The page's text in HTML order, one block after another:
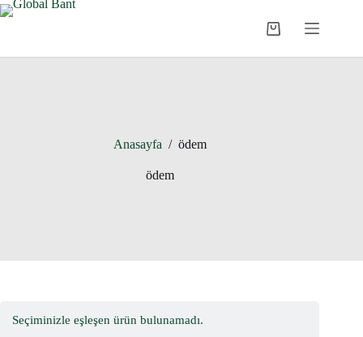
Anasayfa / ödem
ödem
Seçiminizle eşleşen ürün bulunamadı.